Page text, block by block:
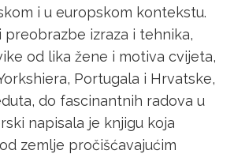
i u europskom kontekstu.
preobrazbe izraza i tehnika,
od lika žene i motiva cvijeta,
Portugala i Hrvatske,
do fascinantnih radova u
napisala je knjigu koja
zemlje pročišćavajućim